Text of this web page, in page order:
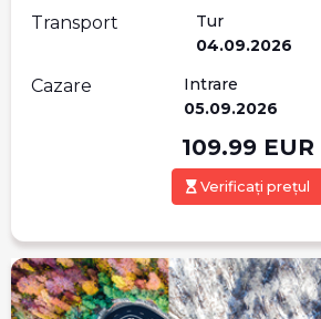
Transport
Tur
04.09.2026
Cazare
Intrare
05.09.2026
109.99 EUR
Verificați prețul